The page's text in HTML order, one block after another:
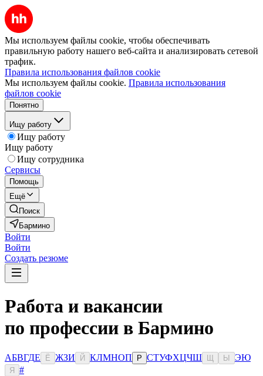
Мы используем файлы cookie, чтобы обеспечивать
правильную работу нашего веб-сайта и анализировать сетевой
трафик.
Правила использования файлов cookie
Мы используем файлы cookie. Правила использования
файлов cookie
Понятно
Ищу работу
Ищу работу
Ищу работу
Ищу сотрудника
Сервисы
Помощь
Ещё
Поиск
Бармино
Войти
Войти
Создать резюме
Работа и вакансии
по профессии в Бармино
АБВГДЕ Ё ЖЗИ Й КЛМНОП Р СТУФХЦЧШ Ы ЭЮ
Я
#